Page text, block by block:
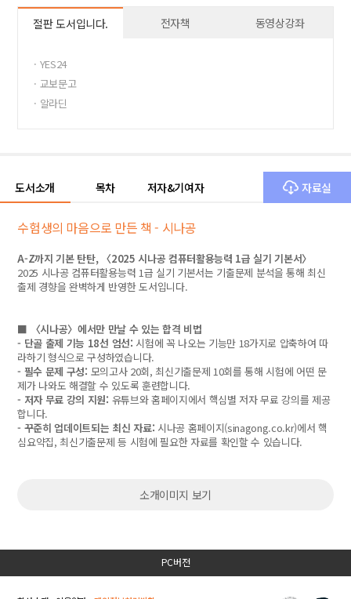
절판 도서입니다. 전자책 동영상강좌
· YES24
· 교보문고
· 알라딘
도서소개 목차 저자&기여자 자료실
수험생의 마음으로 만든 책 - 시나공
A-Z까지 기본 탄탄, 〈2025 시나공 컴퓨터활용능력 1급 실기 기본서〉
2025 시나공 컴퓨터활용능력 1급 실기 기본서는 기출문제 분석을 통해 최신
출제 경향을 완벽하게 반영한 도서입니다.
■ 〈시나공〉에서만 만날 수 있는 합격 비법
- 단골 출제 기능 18선 엄선: 시험에 꼭 나오는 기능만 18가지로 압축하여 따
라하기 형식으로 구성하였습니다.
- 필수 문제 구성: 모의고사 20회, 최신기출문제 10회를 통해 시험에 어떤 문
제가 나와도 해결할 수 있도록 훈련합니다.
- 저자 무료 강의 지원: 유튜브와 홈페이지에서 핵심별 저자 무료 강의를 제공
합니다.
- 꾸준히 업데이트되는 최신 자료: 시나공 홈페이지(sinagong.co.kr)에서 핵
심요약집, 최신기출문제 등 시험에 필요한 자료를 확인할 수 있습니다.
소개이미지 보기
PC버전